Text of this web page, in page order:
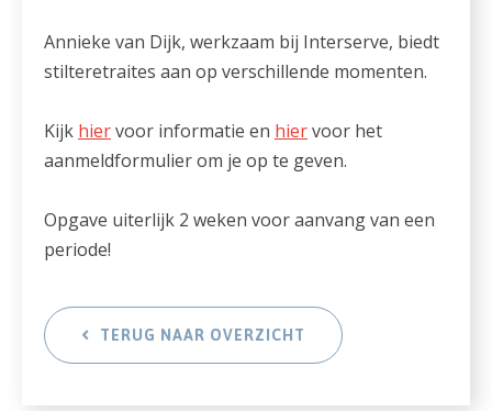
Annieke van Dijk, werkzaam bij Interserve, biedt
stilteretraites aan op verschillende momenten.
Kijk hiervoor informatie en hiervoor het
aanmeldformulier om je op te geven.
Opgave uiterlijk 2 weken voor aanvang van een
periode!
TERUG NAAR OVERZICHT